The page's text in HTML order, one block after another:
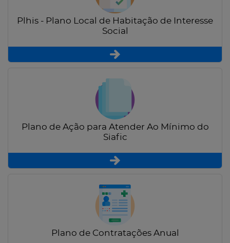
Plhis - Plano Local de Habitação de Interesse
Social
Plano de Ação para Atender Ao Mínimo do
Siafic
Plano de Contratações Anual